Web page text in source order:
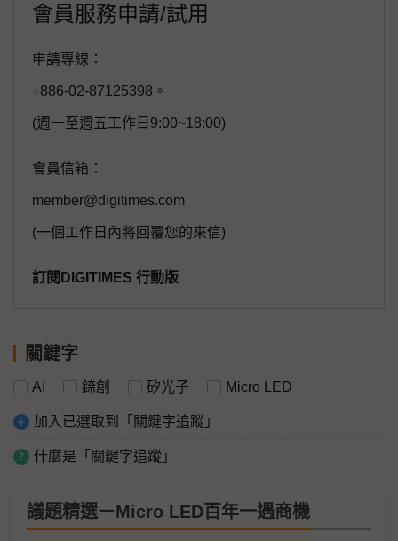
會員服務申請/試用
申請專線：
+886-02-87125398。
(週一至週五工作日9:00~18:00)
會員信箱：
member@digitimes.com
(一個工作日內將回覆您的來信)
訂閱DIGITIMES 行動版
關鍵字
AI 錼創 矽光子 Micro LED
加入已選取到「關鍵字追蹤」
什麼是「關鍵字追蹤」
議題精選－Micro LED百年一遇商機